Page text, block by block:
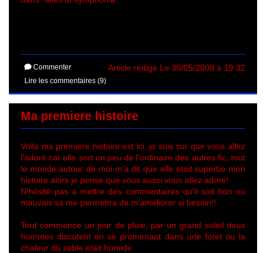
Article rédigé Le 30/05/2008 à 19:32
Commenter
Lire les commentaires (9)
Ma premiere histoire
Voila ma premiere histoire est ici, je suis sur que vous allez
l'adoré car elle sort un peu de l'ordinaire des autres fic, tout
le monde autour de moi m'a dit que elle était superbe mon
histoire alors je pense que vous aussi vous allez adoré!
N'hésité pas a mettre des commentaires qu'il soit bon ou
mauvais sa me permettra de m'améliorer si besoin!!
Tout commence un jour de pluie, par un grand soleil deux
hommes discutent en se promenant dans une foret ou la
chaleur du sable était humide.